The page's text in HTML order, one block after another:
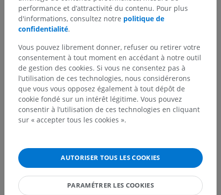
Hiérarchie anatomique
Anatomie humaine 2
performance et d’attractivité du contenu. Pour plus
d'informations, consultez notre politique de
confidentialité.
Vous pouvez librement donner, refuser ou retirer votre
consentement à tout moment en accédant à notre outil
de gestion des cookies. Si vous ne consentez pas à
l’utilisation de ces technologies, nous considérerons
que vous vous opposez également à tout dépôt de
cookie fondé sur un intérêt légitime. Vous pouvez
consentir à l’utilisation de ces technologies en cliquant
sur « accepter tous les cookies ».
AUTORISER TOUS LES COOKIES
PARAMÉTRER LES COOKIES